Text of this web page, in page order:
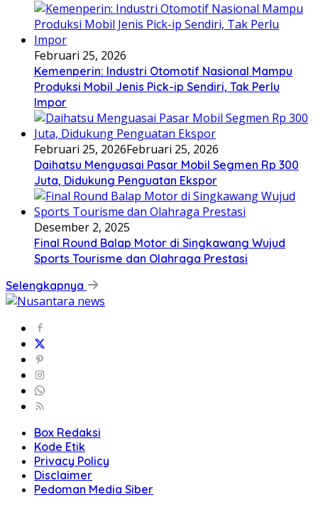
Februari 25, 2026
Kemenperin: Industri Otomotif Nasional Mampu
Produksi Mobil Jenis Pick-ip Sendiri, Tak Perlu
Impor
Februari 25, 2026Februari 25, 2026
Daihatsu Menguasai Pasar Mobil Segmen Rp 300
Juta, Didukung Penguatan Ekspor
Desember 2, 2025
Final Round Balap Motor di Singkawang Wujud
Sports Tourisme dan Olahraga Prestasi
Selengkapnya
Box Redaksi
Kode Etik
Privacy Policy
Disclaimer
Pedoman Media Siber